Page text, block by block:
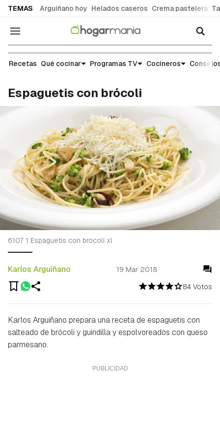
TEMAS Arguiñano hoy Helados caseros Crema pastelera
Navegación
Recetas
Recetas Qué cocinar Programas TV Cocineros
Espaguetis con brócoli
84 Votos
Karlos Arguiñano 19 Mar 2018
6107 1 Espaguetis con brocoli xl
Karlos Arguiñano prepara una receta de espaguetis con
salteado de brócoli y guindilla y espolvoreados con queso
parmesano.